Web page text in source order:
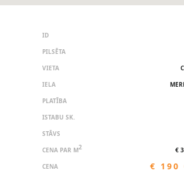
ID
PILSĒTA
VIETA
IELA
PLATĪBA
ISTABU SK.
STĀVS
CENA PAR M2
€
CENA
€ 190